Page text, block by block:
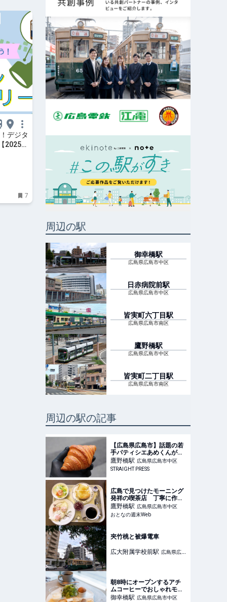
デジタ
2025年
7
周辺の駅
御幸橋駅
広島県広島市中区
日赤病院前駅
広島県広島市中区
皆実町六丁目駅
広島県広島市南区
鷹野橋駅
広島県広島市中区
皆実町二丁目駅
広島県広島市南区
周辺の駅の記事
【広島県広島市】話題の若
手パティシエあめくんが手
がける、発酵バターのクロ
ワッサン専門店がオープン
鷹野橋駅 広島県広島市中区
STRAIGHT PRESS
広島で見つけたモーニング
発祥の喫茶店 丁寧に作ら
れた王道モーニングの味に
ほっとする - おとなの週末
Web
鷹野橋駅 広島県広島市中区
おとなの週末Web
夾竹桃と被爆電車
広大附属学校前駅 広島県広島
朝8時にオープンするアチ
ムコーヒーでおしゃれモー
ニング♡
御幸橋駅 広島県広島市中区